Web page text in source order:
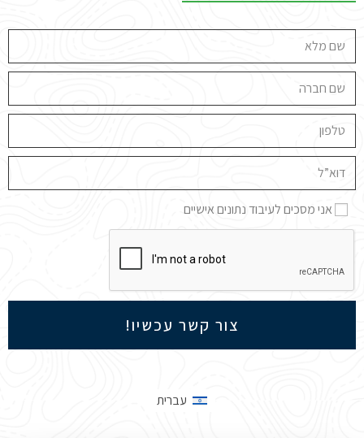
אני מסכים לעיבוד נתונים אישיים
צור קשר עכשיו!
עברית